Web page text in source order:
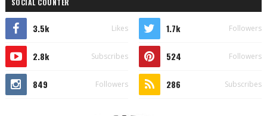
SOCIAL COUNTER
3.5k Likes 1.7k Followers
2.8k Subscribes 524 Followers
849 Followers 286 Subscribes